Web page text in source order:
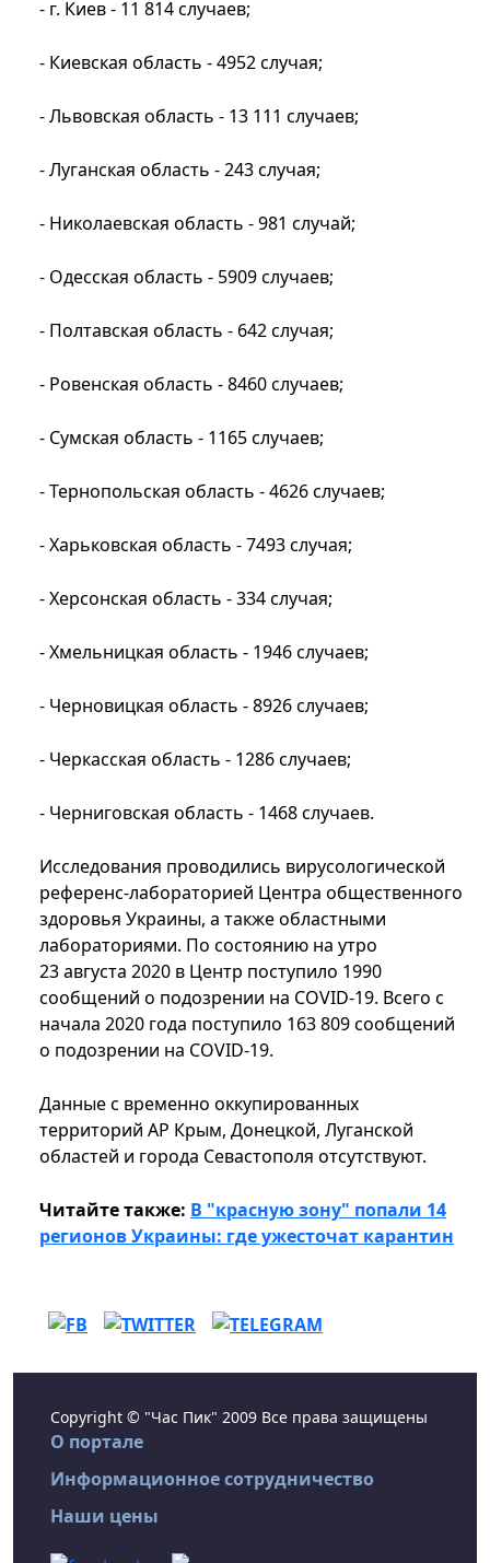
- г. Киев - 11 814 случаев;
- Киевская область - 4952 случая;
- Львовская область - 13 111 случаев;
- Луганская область - 243 случая;
- Николаевская область - 981 случай;
- Одесская область - 5909 случаев;
- Полтавская область - 642 случая;
- Ровенская область - 8460 случаев;
- Сумская область - 1165 случаев;
- Тернопольская область - 4626 случаев;
- Харьковская область - 7493 случая;
- Херсонская область - 334 случая;
- Хмельницкая область - 1946 случаев;
- Черновицкая область - 8926 случаев;
- Черкасская область - 1286 случаев;
- Черниговская область - 1468 ​​​​​​​​​​​​​​​​​​​​​случаев.
Исследования проводились вирусологической
референс-лабораторией Центра общественного
здоровья Украины, а также областными
лабораториями. По состоянию на утро
23 августа 2020 в Центр поступило 1990
сообщений о подозрении на COVID-19. Всего с
начала 2020 года поступило 163 809 сообщений
о подозрении на COVID-19.
Данные с временно оккупированных
территорий АР Крым, Донецкой, Луганской
областей и города Севастополя отсутствуют.
Читайте также: В "красную зону" попали 14
регионов Украины: где ужесточат карантин
Copyright © "Час Пик" 2009 Все права защищены
О портале
Информационное сотрудничество
Наши цены